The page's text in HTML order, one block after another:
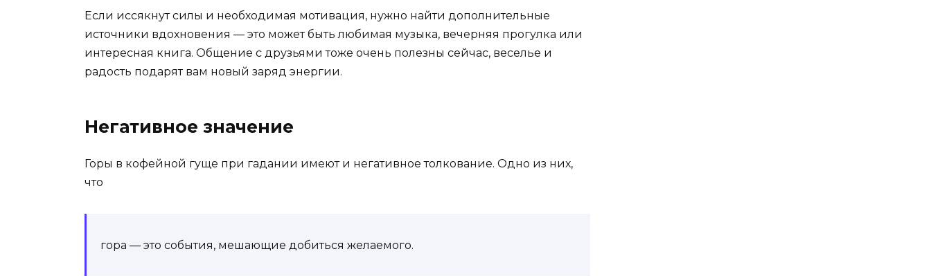
Если иссякнут силы и необходимая мотивация, нужно найти дополнительные
источники вдохновения — это может быть любимая музыка, вечерняя прогулка или
интересная книга. Общение с друзьями тоже очень полезны сейчас, веселье и
радость подарят вам новый заряд энергии.
Негативное значение
Горы в кофейной гуще при гадании имеют и негативное толкование. Одно из них,
что
гора — это со­бытия, ме­ша­ющие до­бить­ся же­ла­емо­го.